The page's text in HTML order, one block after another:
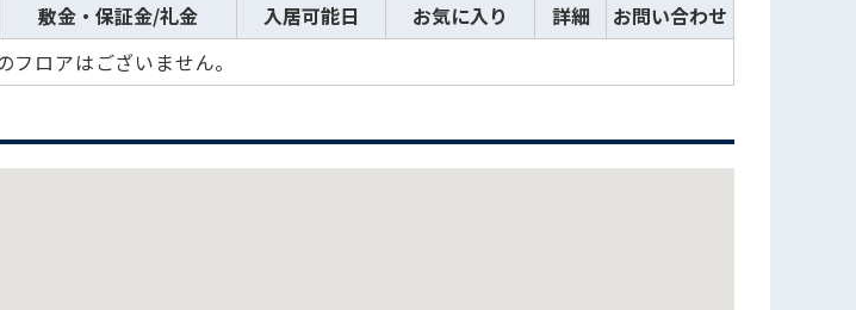
敷金・保証金/礼金 入居可能日 お気に入り 詳細
お問い合わせ
フロアはございません。